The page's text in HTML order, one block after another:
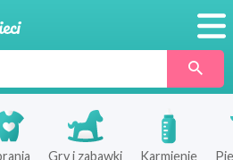
Produkty
SklepyGry i zabawki Karmienie